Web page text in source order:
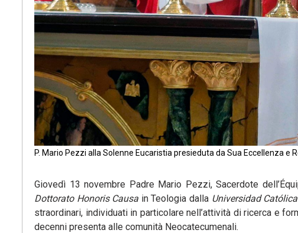
P. Mario Pezzi alla Solenne Eucaristia presieduta da Sua Eccellenza
Giovedì 13 novembre Padre Mario Pezzi, Sacerdote
Dottorato Honoris Causa in Teologia dalla Universidad
straordinari, individuati in particolare nell’attività di ricerca e
decenni presenta alle comunità Neocatecumenali.